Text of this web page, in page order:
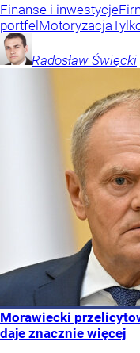
Finanse i inwestycje
portfelMotoryzacja
Radosław Święcki
Morawiecki
daje znacznie więcej